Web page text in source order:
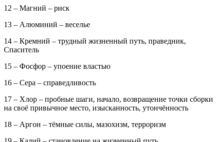
12 – Магний – риск
13 – Алюминий – веселье
14 – Кремний – трудный жизненный путь, праведник,
Спаситель
15 – Фосфор – упоение властью
16 – Сера – справедливость
17 – Хлор – пробные шаги, начало, возвращение точки сборки
на своё привычное место, изысканность, утончённость
18 – Аргон – тёмные силы, мазохизм, терроризм